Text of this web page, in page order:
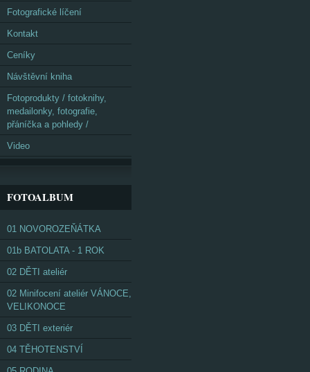
Fotografické líčení
Kontakt
Ceníky
Návštěvní kniha
Fotoprodukty / fotoknihy,
medailonky, fotografie,
přáníčka a pohledy /
Video
FOTOALBUM
01 NOVOROZEŇÁTKA
01b BATOLATA - 1 ROK
02 DĚTI ateliér
02 Minifocení ateliér VÁNOCE,
VELIKONOCE
03 DĚTI exteriér
04 TĚHOTENSTVÍ